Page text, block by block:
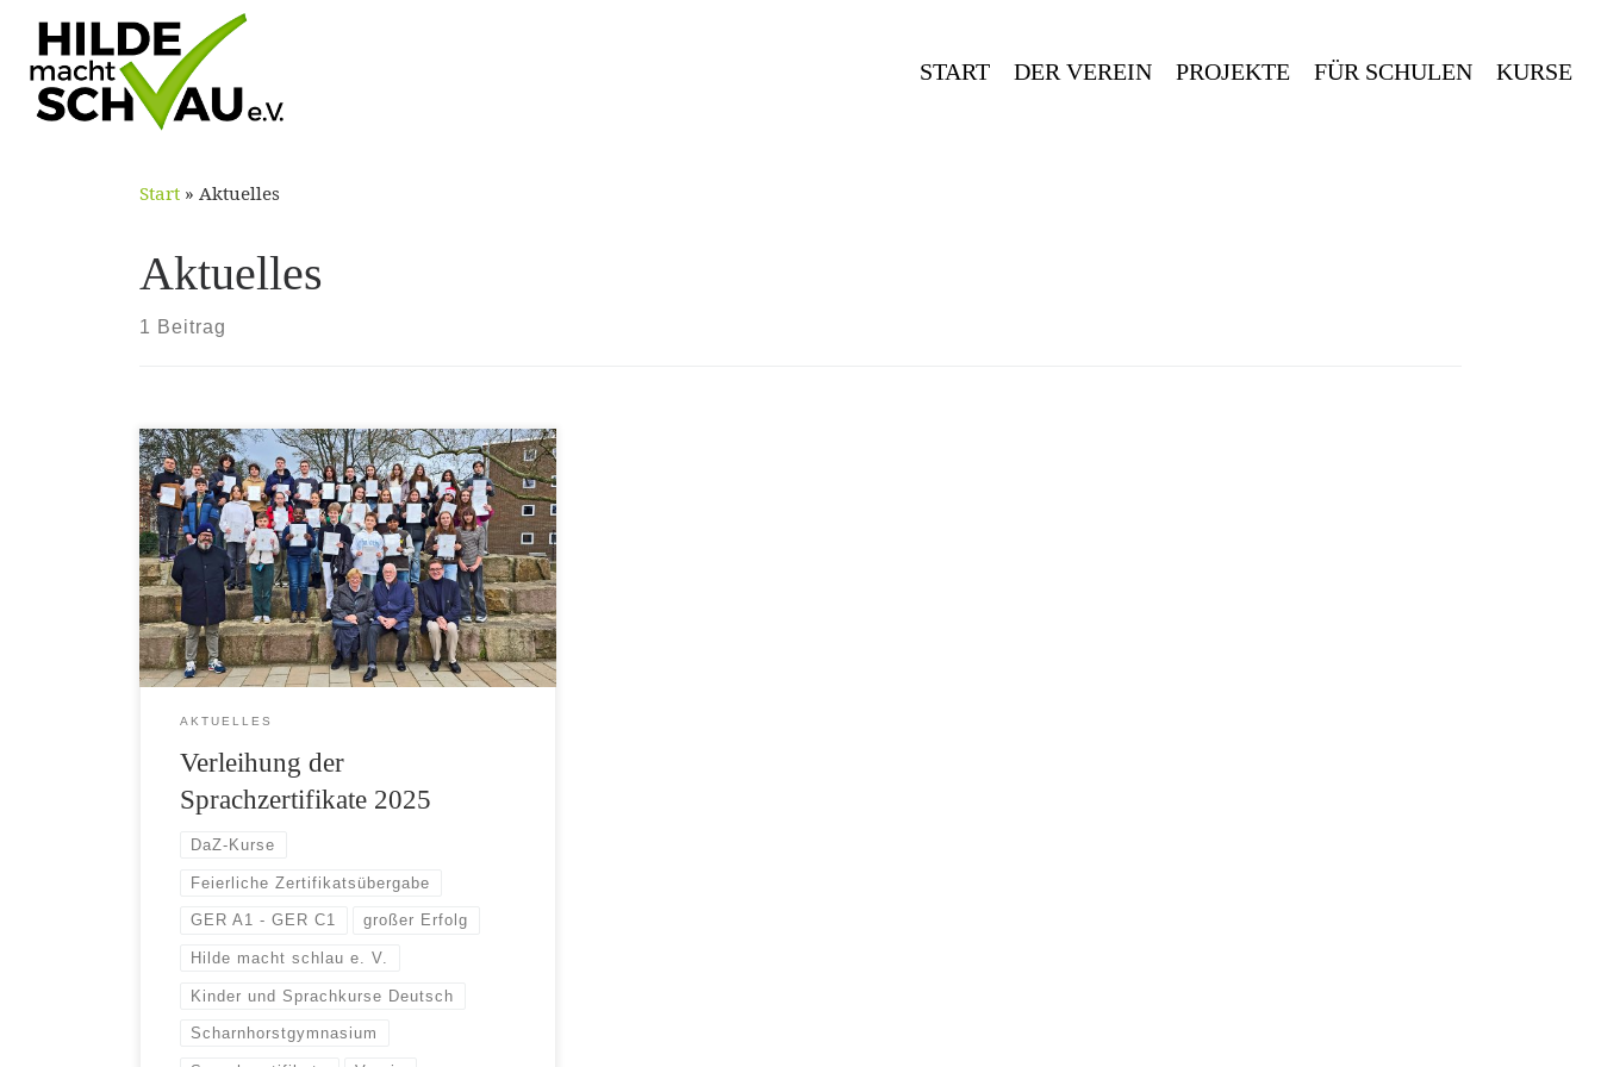
content
START DER VEREIN PROJEKTE FÜR SCHULEN KURSE
Start » Aktuelles
Aktuelles
1 Beitrag
AKTUELLES
Verleihung der
Sprachzertifikate 2025
DaZ-Kurse
Feierliche Zertifikatsübergabe
GER A1 - GER C1 großer Erfolg
Hilde macht schlau e. V.
Kinder und Sprachkurse Deutsch
Scharnhorstgymnasium